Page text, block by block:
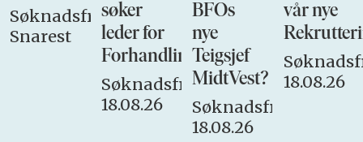
Søknadsfrist:
Snarest
søker
leder for
Forhandlingsutvalget
Søknadsfrist:
18.08.26
BFOs
nye
Teigsjef
MidtVest?
Søknadsfrist:
18.08.26
vår nye
18.08.26